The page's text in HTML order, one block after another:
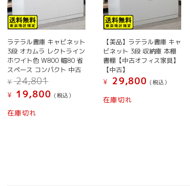
ラテラル書庫 キャビネット
3段 オカムラ レクトライン
ホワイト色 W800 幅80 省
スペース コンパクト 中古
¥24,801
価
¥ 19,800 現
(税込）
在庫切れ
【美品】ラテラル書庫 キャ
ビネット 3段 収納庫 本棚
書棚【中古オフィス家具】
【中古】
¥
29,800 (税込）
在庫切れ